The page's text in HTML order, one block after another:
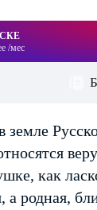
/мес
земле
как
а родная,